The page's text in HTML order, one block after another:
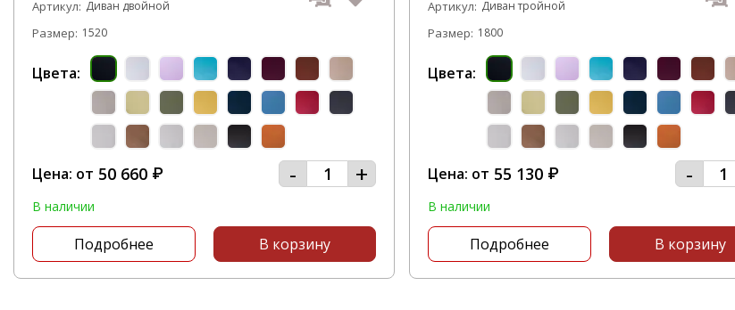
Артикул: Диван двойной
Размер: 1520
Цвета:
Цена: от 50 660 ₽ - +
В наличии
Подробнее В корзину
Артикул: Диван тройной
Размер: 1800
Цвета:
Цена: от 55 130 ₽ -
В наличии
Подробнее В корзину